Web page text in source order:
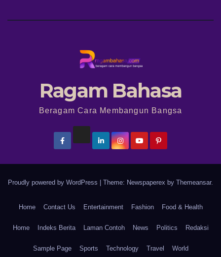
Ragam Bahasa
Beragam Cara Membangun Bangsa
Proudly powered by WordPress Theme: Newspaperex by Themeansar.
Home Contact Us Entertainment Fashion Food & Health
Home Indeks Berita Laman Contoh News Politics Redaksi
Sample Page Sports Technology Travel World